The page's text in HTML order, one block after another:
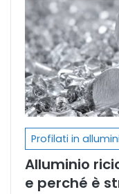
Profilati in
Alluminio
e perché è